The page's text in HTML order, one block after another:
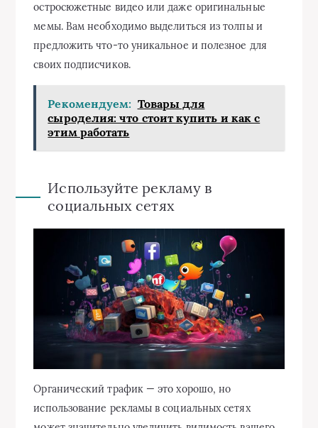
остросюжетные видео или даже оригинальные
мемы. Вам необходимо выделиться из толпы и
предложить что-то уникальное и полезное для
своих подписчиков.
Рекомендуем: Товары для
сыроделия: что стоит купить и как с
этим работать
Используйте рекламу в
социальных сетях
Органический трафик — это хорошо, но
использование рекламы в социальных сетях